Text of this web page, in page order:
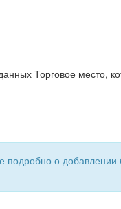
Торговое место,
подробно о